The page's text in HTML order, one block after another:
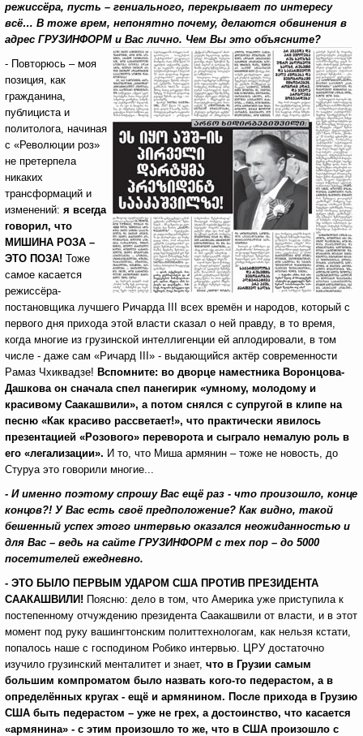
режиссёра, пусть – гениального, перекрывает по интересу
всё… В тоже врем, непонятно почему, делаются обвинения в
адрес ГРУЗИНФОРМ и Вас лично. Чем Вы это объясните?
- Повторюсь – моя
позиция, как
гражданина,
публициста и
политолога, начиная
с «Революции роз»
не претерпела
никаких
трансформаций и
изменений: я всегда
говорил, что
МИШИНА РОЗА –
ЭТО ПОЗА! Тоже
самое касается
режиссёра-
постановщика лучшего Ричарда III всех времён и народов, который с
первого дня прихода этой власти сказал о ней правду, в то время,
когда многие из грузинской интеллигенции ей аплодировали, в том
числе - даже сам «Ричард III» - выдающийся актёр современности
Рамаз Чхиквадзе! Вспомните: во дворце наместника Воронцова-
Дашкова он сначала спел панегирик «умному, молодому и
красивому Саакашвили», а потом снялся с супругой в клипе на
песню «Как красиво рассветает!», что практически явилось
презентацией «Розового» переворота и сыграло немалую роль в
его «легализации». И то, что Миша армянин – тоже не новость, до
Стуруа это говорили многие...
- И именно поэтому спрошу Вас ещё раз - что произошло, конце
концов?! У Вас есть своё предположение? Как видно, такой
бешенный успех этого интервью оказался неожиданностью и
для Вас – ведь на сайте ГРУЗИНФОРМ с тех пор – до 5000
посетителей ежедневно.
- ЭТО БЫЛО ПЕРВЫМ УДАРОМ США ПРОТИВ ПРЕЗИДЕНТА
СААКАШВИЛИ! Поясню: дело в том, что Америка уже приступила к
постепенному отчуждению президента Саакашвили от власти, и в этот
момент под руку вашингтонским политтехнологам, как нельзя кстати,
попалось наше с господином Робико интервью. ЦРУ достаточно
изучило грузинский менталитет и знает, что в Грузии самым
большим компроматом было назвать кого-то педерастом, а в
определённых кругах - ещё и армянином. После прихода в Грузию
США быть педерастом – уже не грех, а достоинство, что касается
«армянина» - с этим произошло то же, что в США произошло с